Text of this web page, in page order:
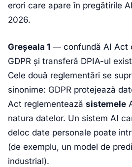
erori care apare în pregătirile
2026.
Greșeala 1 — confundă AI Act
GDPR și transferă DPIA-ul
Cele două reglementări se
sinonime: GDPR protejează
Act reglementează sistemele
natura datelor. Un sistem AI
deloc date personale poate
(de exemplu, un model de
industrial).